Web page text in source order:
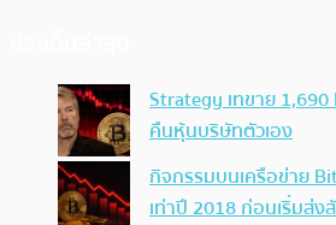
Strategy เทขาย
คืนหุ้นบริษัทตัวเอง
กิจกรรมบนเครือข่าย
เท่าปี 2018 ก่อนเริ่ม